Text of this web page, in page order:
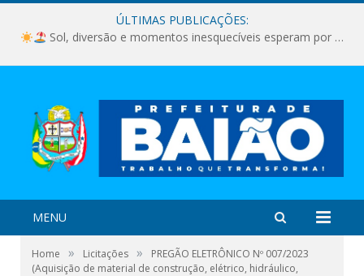
ÚLTIMAS PUBLICAÇÕES:
Sol, diversão e momentos inesquecíveis esperam por você!
MENU
Home » Licitações »
PREGÃO ELETRÔNICO Nº 007/2023
(Aquisição de material de construção, elétrico, hidráulico,